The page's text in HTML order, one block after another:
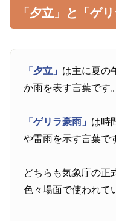
「夕立」と「ゲ
「夕立」 は主に夏の
か雨を表す言葉です。
「ゲリラ豪雨」 は時
や雷雨を示す言葉で
どちらも気象庁の正
色々場面で使われて